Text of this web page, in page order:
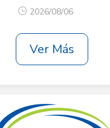
2026/08/06
Ver Más